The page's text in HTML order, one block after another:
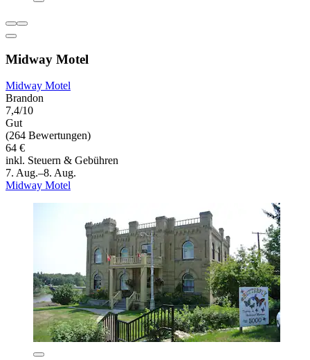
Midway Motel
Midway Motel
Brandon
7,4/10
Gut
(264 Bewertungen)
64 €
inkl. Steuern & Gebühren
7. Aug.–8. Aug.
Midway Motel